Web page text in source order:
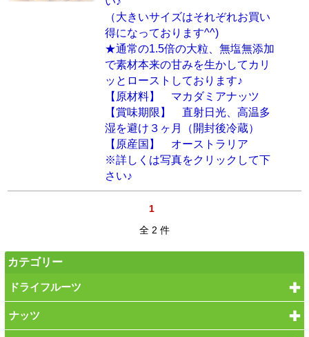
（大きいサイズはそれぞれお買い
得になっております^^)
★通常の1.5倍の大粒、無塩無添加
で素材本来の甘みを生かしてカリ
ッとローストしております♪
【原材料】 マカダミアナッツ
【賞味期限】 直射日光、高温多
湿を避け３ヶ月（開封後冷蔵）
【原産国】 オーストラリア
※詳しくは写真をクリックして下
さい♪
1
全 2 件
カテゴリー
ドライフルーツ
ナッツ